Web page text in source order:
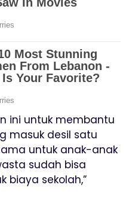
ini untuk membantu
masuk desil satu
untuk anak-anak
sudah bisa
biaya sekolah,”